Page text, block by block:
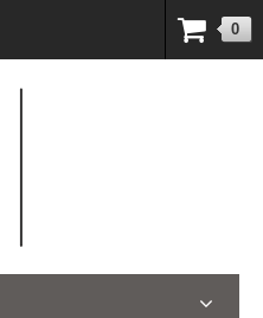
臨床経験＆知識の豊富なナチュ
ュラルグッズをお届けします！
0